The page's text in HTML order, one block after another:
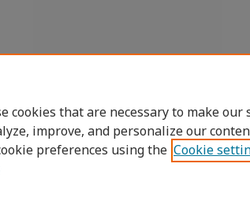
cookies that are necessary to make
improve, and personalize our
preferences using the Cookie